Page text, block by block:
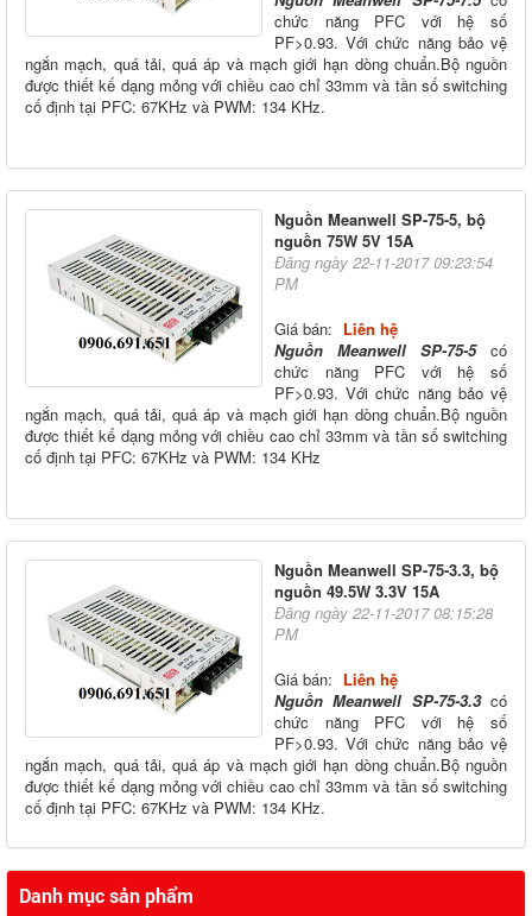
chức năng PFC với hệ số
PF>0.93. Với chức năng bảo vệ
ngắn mạch, quá tải, quá áp và mạch giới hạn dòng chuẩn.Bộ nguồn
được thiết kế dạng mỏng với chiều cao chỉ 33mm và tần số switching
cố định tại PFC: 67KHz và PWM: 134 KHz.
Nguồn Meanwell SP-75-5, bộ
nguồn 75W 5V 15A
Đăng ngày 22-11-2017 09:23:54
PM
Giá bán: Liên hệ
Nguồn Meanwell SP-75-5có
chức năng PFC với hệ số
PF>0.93. Với chức năng bảo vệ
ngắn mạch, quá tải, quá áp và mạch giới hạn dòng chuẩn.Bộ nguồn
được thiết kế dạng mỏng với chiều cao chỉ 33mm và tần số switching
cố định tại PFC: 67KHz và PWM: 134 KHz
Nguồn Meanwell SP-75-3.3, bộ
nguồn 49.5W 3.3V 15A
Đăng ngày 22-11-2017 08:15:28
PM
Giá bán: Liên hệ
Nguồn Meanwell SP-75-3.3có
chức năng PFC với hệ số
PF>0.93. Với chức năng bảo vệ
ngắn mạch, quá tải, quá áp và mạch giới hạn dòng chuẩn.Bộ nguồn
được thiết kế dạng mỏng với chiều cao chỉ 33mm và tần số switching
cố định tại PFC: 67KHz và PWM: 134 KHz.
Danh mục sản phẩm